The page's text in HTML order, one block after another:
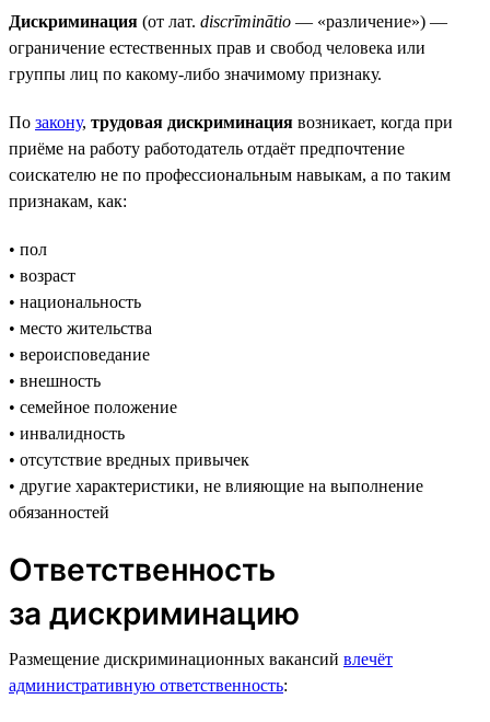
Дискриминация (от лат. discrīminātio — «различение») —
ограничение естественных прав и свобод человека или
группы лиц по какому-либо значимому признаку.
По закону, трудовая дискриминация возникает, когда при
приёме на работу работодатель отдаёт предпочтение
соискателю не по профессиональным навыкам, а по таким
признакам, как:
• пол
• возраст
• национальность
• место жительства
• вероисповедание
• внешность
• семейное положение
• инвалидность
• отсутствие вредных привычек
• другие характеристики, не влияющие на выполнение
обязанностей
Ответственность
за дискриминацию
Размещение дискриминационных вакансий влечёт
административную ответственность: